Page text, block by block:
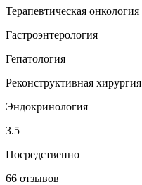
Терапевтическая онкология
Гастроэнтерология
Гепатология
Реконструктивная хирургия
Эндокринология
3.5
Посредственно
66 отзывов